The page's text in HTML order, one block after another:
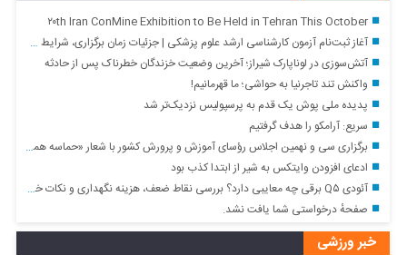
۲۰th Iran ConMine Exhibition to Be Held in Tehran This October
آغاز ثبت‌نام آزمون کارشناسی ارشد علوم پزشکی | جزئیات زمان برگزاری، شرایط و هزینه ثبت‌نام
آتش‌سوزی در لوناپارک شیراز؛ آخرین وضعیت خزندگان خطرناک پس از حادثه
واکنش تند تاجرنیا به حواشی؛ ما قهرمانیم!
پدیده ملی پوش یک قدم به پرسپولیس نزدیک‌تر شد
سریع: آرامکو را هدف گرفتیم
برگزاری سی و نهمین اجلاس رؤسای آموزش و پرورش کشور با شعار «حماسه همدلی برای ایران»
ادعای افزودن وایتکس به شیر از ابتدا کذب بود
آئودی Q۵ برقی چه معایبی دارد؟ بررسی نقاط ضعف، هزینه نگهداری و نکات خرید
صفحهٔ درخواستی شما یافت نشد.
خبر ورزشی